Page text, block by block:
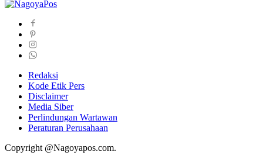
Redaksi
Kode Etik Pers
Disclaimer
Media Siber
Perlindungan Wartawan
Peraturan Perusahaan
Copyright @Nagoyapos.com.